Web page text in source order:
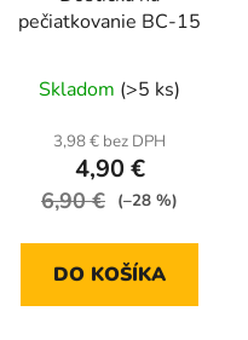
pečiatkovanie BC-15
Skladom (>5 ks)
3,98 € bez DPH
4,90 €
6,90 € (–28 %)
DO KOŠÍKA